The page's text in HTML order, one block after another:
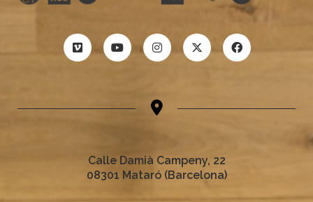
Calle Damià Campeny, 22
08301 Mataró (Barcelona)